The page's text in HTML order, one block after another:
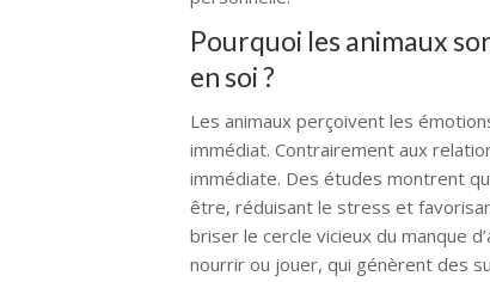
Pourquoi les animaux
en soi ?
Les animaux perçoivent les
immédiat. Contrairement aux
immédiate. Des études montrent
être, réduisant le stress et
briser le cercle vicieux du manque
nourrir ou jouer, qui génèrent des